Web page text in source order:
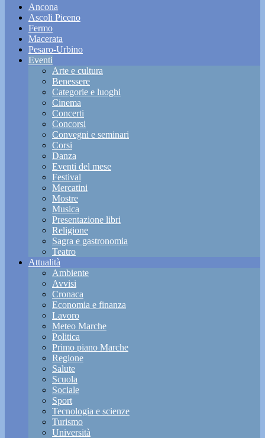
Ancona
Ascoli Piceno
Fermo
Macerata
Pesaro-Urbino
Eventi
Arte e cultura
Benessere
Categorie e luoghi
Cinema
Concerti
Concorsi
Convegni e seminari
Corsi
Danza
Eventi del mese
Festival
Mercatini
Mostre
Musica
Presentazione libri
Religione
Sagra e gastronomia
Teatro
Attualità
Ambiente
Avvisi
Cronaca
Economia e finanza
Lavoro
Meteo Marche
Politica
Primo piano Marche
Regione
Salute
Scuola
Sociale
Sport
Tecnologia e scienze
Turismo
Università